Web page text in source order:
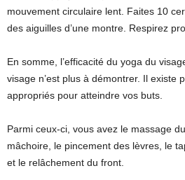
mouvement circulaire lent. Faites 10
des aiguilles d’une montre. Respirez
En somme, l’efficacité du yoga du
visage n’est plus à démontrer. Il existe
appropriés pour atteindre vos buts.
Parmi ceux-ci, vous avez le massage
mâchoire, le pincement des lèvres, le
et le relâchement du front.